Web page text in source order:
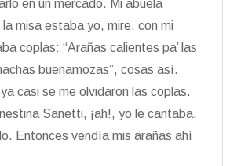
en un mercado. Mi abuela
misa estaba yo, mire, con mi
coplas: “Arañas calientes pa’ las
buenamozas”, cosas así.
casi se me olvidaron las coplas.
Sanetti, ¡ah!, yo le cantaba.
Entonces vendía mis arañas ahí